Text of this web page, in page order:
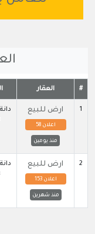
# العقار
1 ارض للبيع
اعلان 58
منذ يومين
2 ارض للبيع
اعلان 153
منذ شهرين